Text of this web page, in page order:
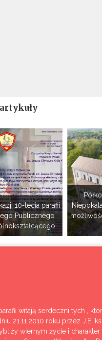
10-lecia parafii
Publicznego
witają serdeczni tych ,
21.11.2010 roku przez J.E.
wiernym życie i